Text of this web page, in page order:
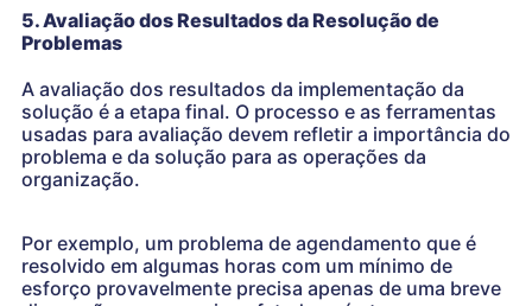
5. Avaliação dos Resultados da Resolução de
Problemas
A avaliação dos resultados da implementação da
solução é a etapa final. O processo e as ferramentas
usadas para avaliação devem refletir a importância do
problema e da solução para as operações da
organização.
Por exemplo, um problema de agendamento que é
resolvido em algumas horas com um mínimo de
esforço provavelmente precisa apenas de uma breve